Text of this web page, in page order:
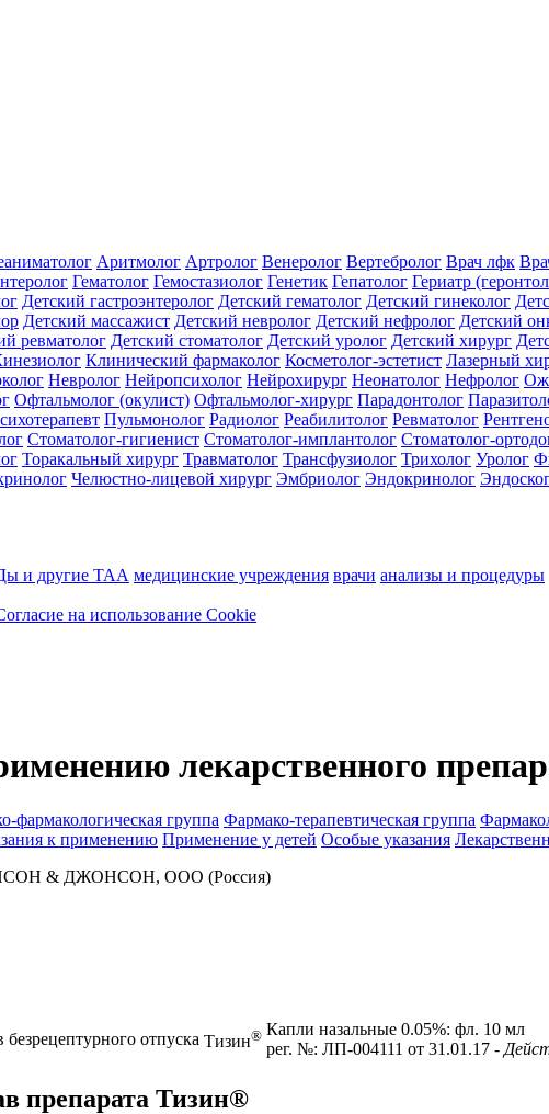
Аритмолог Артролог Венеролог Вертебролог Врач лфк
Гематолог Гемостазиолог Генетик Гепатолог Гериатр
Детский гастроэнтеролог Детский гематолог Детский гинеколог
Детский массажист Детский невролог Детский нефролог Детский
ревматолог Детский стоматолог Детский уролог Детский хирург
Клинический фармаколог Косметолог-эстетист Лазерный
Невролог Нейропсихолог Нейрохирург Неонатолог Нефролог
Офтальмолог (окулист) Офтальмолог-хирург Парадонтолог
Пульмонолог Радиолог Реабилитолог Ревматолог
Стоматолог-гигиенист Стоматолог-имплантолог Стоматолог-
Торакальный хирург Травматолог Трансфузиолог Трихолог Уролог
Челюстно-лицевой хирург Эмбриолог Эндокринолог
и другие ТАА медицинские учреждения врачи анализы и процедуры
на использование Cookie
лекарственного
фармакологическая группа Фармако-терапевтическая группа
к применению Применение у детей Особые указания
& ДЖОНСОН, ООО (Россия)
отпуска Тизин® Капли назальные 0.05%: фл. 10 мл
рег. №: ЛП-004111 от 31.01.17 -
препарата Тизин®